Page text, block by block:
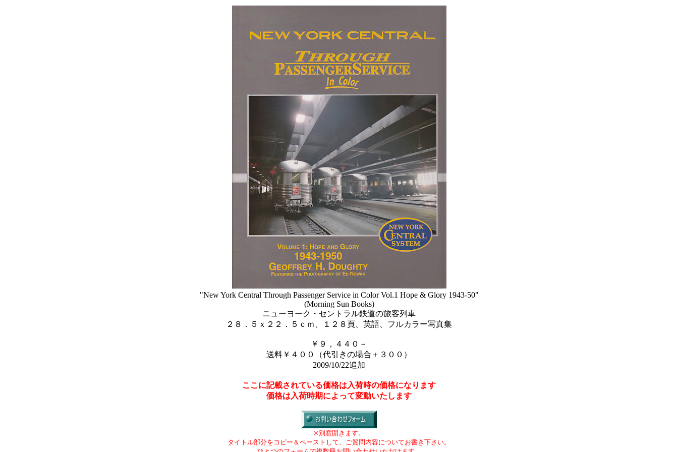
"New York Central Through Passenger Service in Color Vol.1 Hope & Glory 1943-50"
(Morning Sun Books)
ニューヨーク・セントラル鉄道の旅客列車
２８．５ｘ２２．５ｃｍ、１２８頁、英語、フルカラー写真集
￥９，４４０－
送料￥４００（代引きの場合＋３００）
2009/10/22追加
ここに記載されている価格は入荷時の価格になります
価格は入荷時期によって変動いたします
※別窓開きます。
タイトル部分をコピー＆ペーストして、ご質問内容についてお書き下さい。